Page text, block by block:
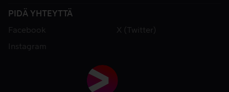
PIDÄ YHTEYTTÄ
Facebook
X (Twitter)
Instagram